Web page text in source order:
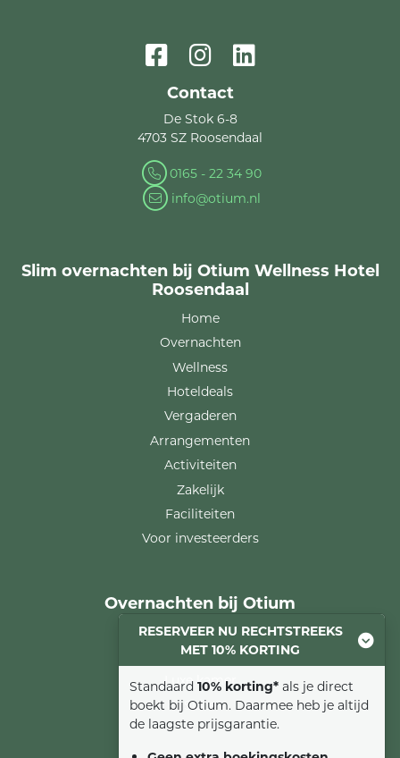
RESERVEER NU RECHTSTREEKS
MET 10% KORTING
Standaard 10% korting* als je direct
boekt bij Otium. Daarmee heb je altijd
de laagste prijsgarantie.
Contact
De Stok 6-8
4703 SZ Roosendaal
0165 - 22 34 90
info@otium.nl
Slim overnachten bij Otium Wellness Hotel
Roosendaal
Home
Overnachten
Wellness
Hoteldeals
Vergaderen
Arrangementen
Activiteiten
Zakelijk
Faciliteiten
Voor investeerders
Overnachten bij Otium
Comfort kamer
Familiesuite
Luxe kamer
Suite